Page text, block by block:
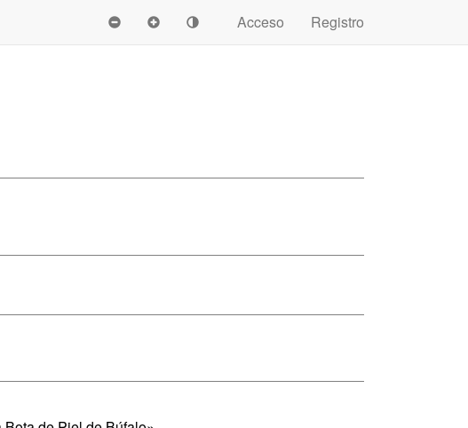
Acceso
Registro